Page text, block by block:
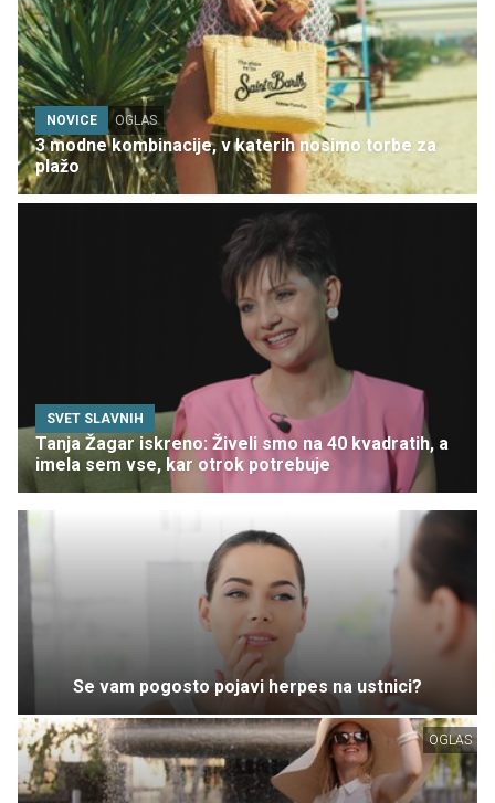
NOVICE OGLAS
3 modne kombinacije, v katerih nosimo torbe za
plažo
SVET SLAVNIH
Tanja Žagar iskreno: Živeli smo na 40 kvadratih, a
imela sem vse, kar otrok potrebuje
Se vam pogosto pojavi herpes na ustnici?
OGLAS